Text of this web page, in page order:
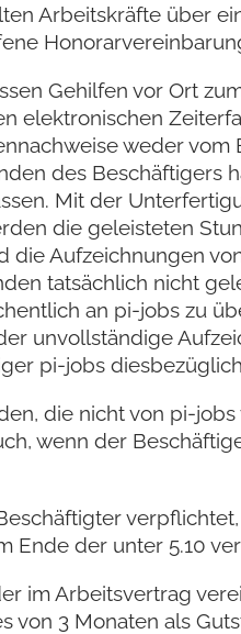
Arbeitskräfte über
Gehilfen vor Ort
elektronischen
weder vom
des
Mit der
die geleisteten
Aufzeichnungen
tatsächlich nicht
an pi-jobs zu
unvollständige
pi-jobs
die nicht von pi-
wenn der
der unter 5.10
im Arbeitsvertrag
von 3 Monaten als